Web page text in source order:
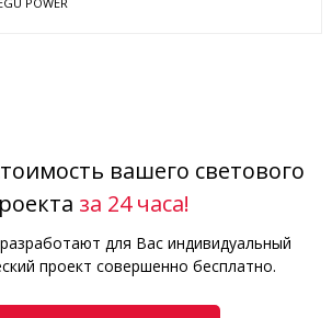
вашего светового
за 24 часа!
для Вас индивидуальный
проект совершенно бесплатно.